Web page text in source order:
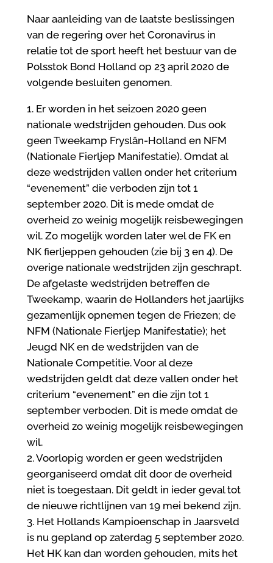
Naar aanleiding van de laatste beslissingen
van de regering over het Coronavirus in
relatie tot de sport heeft het bestuur van de
Polsstok Bond Holland op 23 april 2020 de
volgende besluiten genomen.
1. Er worden in het seizoen 2020 geen
nationale wedstrijden gehouden. Dus ook
geen Tweekamp Fryslân-Holland en NFM
(Nationale Fierljep Manifestatie). Omdat al
deze wedstrijden vallen onder het criterium
“evenement” die verboden zijn tot 1
september 2020. Dit is mede omdat de
overheid zo weinig mogelijk reisbewegingen
wil. Zo mogelijk worden later wel de FK en
NK fierljeppen gehouden (zie bij 3 en 4). De
overige nationale wedstrijden zijn geschrapt.
De afgelaste wedstrijden betreffen de
Tweekamp, waarin de Hollanders het jaarlijks
gezamenlijk opnemen tegen de Friezen; de
NFM (Nationale Fierljep Manifestatie); het
Jeugd NK en de wedstrijden van de
Nationale Competitie. Voor al deze
wedstrijden geldt dat deze vallen onder het
criterium “evenement” en die zijn tot 1
september verboden. Dit is mede omdat de
overheid zo weinig mogelijk reisbewegingen
wil.
2. Voorlopig worden er geen wedstrijden
georganiseerd omdat dit door de overheid
niet is toegestaan. Dit geldt in ieder geval tot
de nieuwe richtlijnen van 19 mei bekend zijn.
3. Het Hollands Kampioenschap in Jaarsveld
is nu gepland op zaterdag 5 september 2020.
Het HK kan dan worden gehouden, mits het